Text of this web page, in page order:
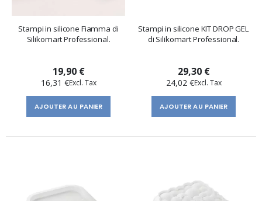
Stampi in silicone Fiamma di
Silikomart Professional.
19,90 €
16,31 €
AJOUTER AU PANIER
Stampi in silicone KIT DROP GEL
di Silikomart Professional.
29,30 €
24,02 €
AJOUTER AU PANIER